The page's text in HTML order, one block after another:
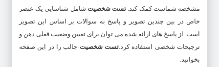
مشخصه شماست کمک کند. تست شخصیت شامل شناسایی یک عنصر
خاص در بین چندین تصویر و پاسخ به سوالات بر اساس این تصویر
است. از پاسخ های ارائه شده می توان برای تعیین وضعیت فعلی ذهن و
ترجیحات شخصی استفاده کرد.تست شخصیت جالب را در این صفحه
بخوانید.